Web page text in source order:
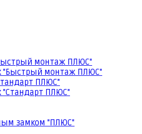
монтаж ПЛЮС"
"Быстрый монтаж ПЛЮС"
ПЛЮС"
ПЛЮС"
замком "ПЛЮС"